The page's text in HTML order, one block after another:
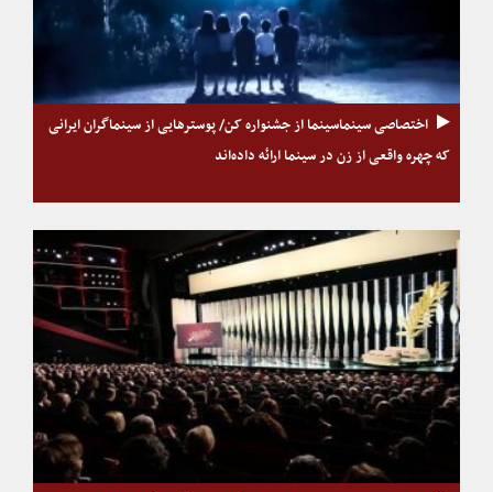
اختصاصی سینماسینما از جشنواره کن/ پوسترهایی از سینماگران ایرانی
که چهره واقعی از زن در سینما ارائه داده‌اند